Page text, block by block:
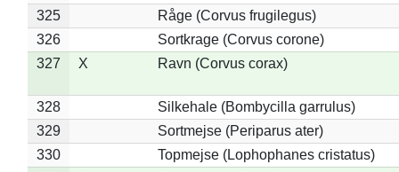
325
Råge (Corvus frugilegus)
326
Sortkrage (Corvus corone)
327
X Ravn (Corvus corax)
328
Silkehale (Bombycilla garrulus)
329
Sortmejse (Periparus ater)
330
Topmejse (Lophophanes cristatus)